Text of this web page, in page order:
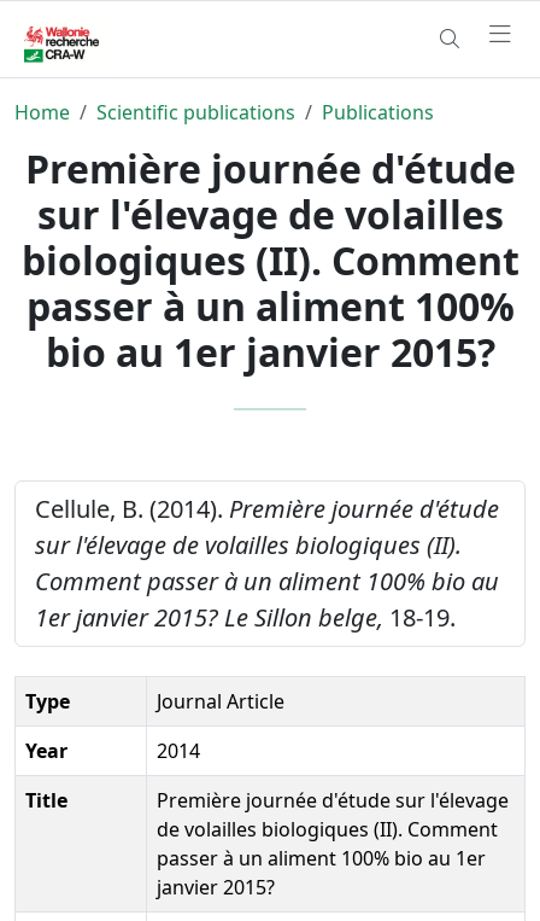
Home Scientific publications Publications
Première journée d'étude
sur l'élevage de volailles
biologiques (II). Comment
passer à un aliment 100%
bio au 1er janvier 2015?
Cellule, B. (2014). Première journée d'étude
sur l'élevage de volailles biologiques (II).
Comment passer à un aliment 100% bio au
1er janvier 2015? Le Sillon belge, 18-19.
Type
Journal Article
Year
2014
Title
Première journée d'étude sur l'élevage
de volailles biologiques (II). Comment
passer à un aliment 100% bio au 1er
janvier 2015?